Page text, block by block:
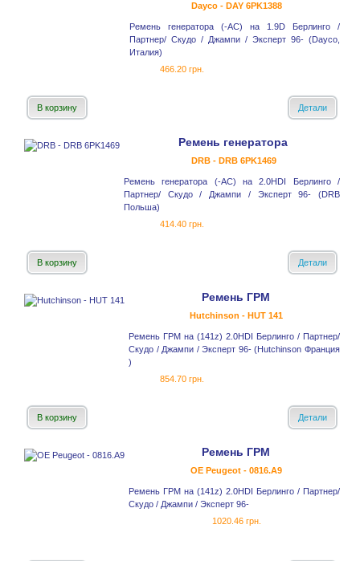
Dayco - DAY 6PK1388
Ремень генератора (-AC) на 1.9D Берлинго /
Партнер/ Скудо / Джампи / Эксперт 96- (Dayco,
Италия)
466.20 грн.
В корзину Детали
Ремень генератора
DRB - DRB 6PK1469
Ремень генератора (-AC) на 2.0HDI Берлинго /
Партнер/ Скудо / Джампи / Эксперт 96- (DRB
Польша)
414.40 грн.
В корзину Детали
Ремень ГРМ
Hutchinson - HUT 141
Ремень ГРМ на (141z) 2.0HDI Берлинго / Партнер/
Скудо / Джампи / Эксперт 96- (Hutchinson Франция
)
854.70 грн.
В корзину Детали
Ремень ГРМ
OE Peugeot - 0816.A9
Ремень ГРМ на (141z) 2.0HDI Берлинго / Партнер/
Скудо / Джампи / Эксперт 96-
1020.46 грн.